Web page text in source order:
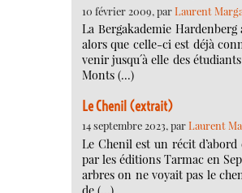
10 février 2009, parLaurent
La Bergakademie
alors que celle-ci est déjà
venir jusqu´à elle des
Monts (…)
Le Chenil (extrait)
14 septembre 2023, parLaurent
Le Chenil est un récit
par les éditions Tarmac en
arbres on ne voyait pas le
de (…)